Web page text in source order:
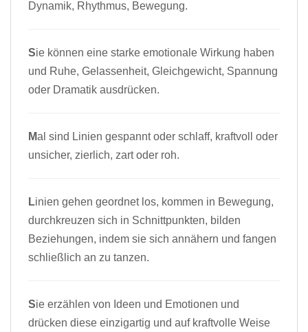
Dynamik, Rhythmus, Bewegung.
Sie können eine starke emotionale Wirkung haben
und Ruhe, Gelassenheit, Gleichgewicht, Spannung
oder Dramatik ausdrücken.
Mal sind Linien gespannt oder schlaff, kraftvoll oder
unsicher, zierlich, zart oder roh.
Linien gehen geordnet los, kommen in Bewegung,
durchkreuzen sich in Schnittpunkten, bilden
Beziehungen, indem sie sich annähern und fangen
schließlich an zu tanzen.
Sie erzählen von Ideen und Emotionen und
drücken diese einzigartig und auf kraftvolle Weise